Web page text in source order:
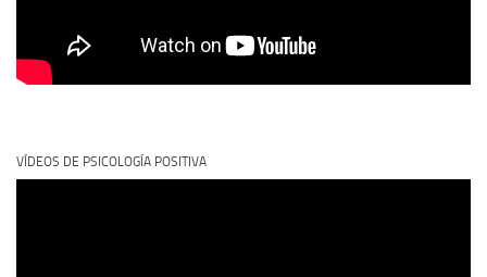
VÍDEOS DE PSICOLOGÍA POSITIVA